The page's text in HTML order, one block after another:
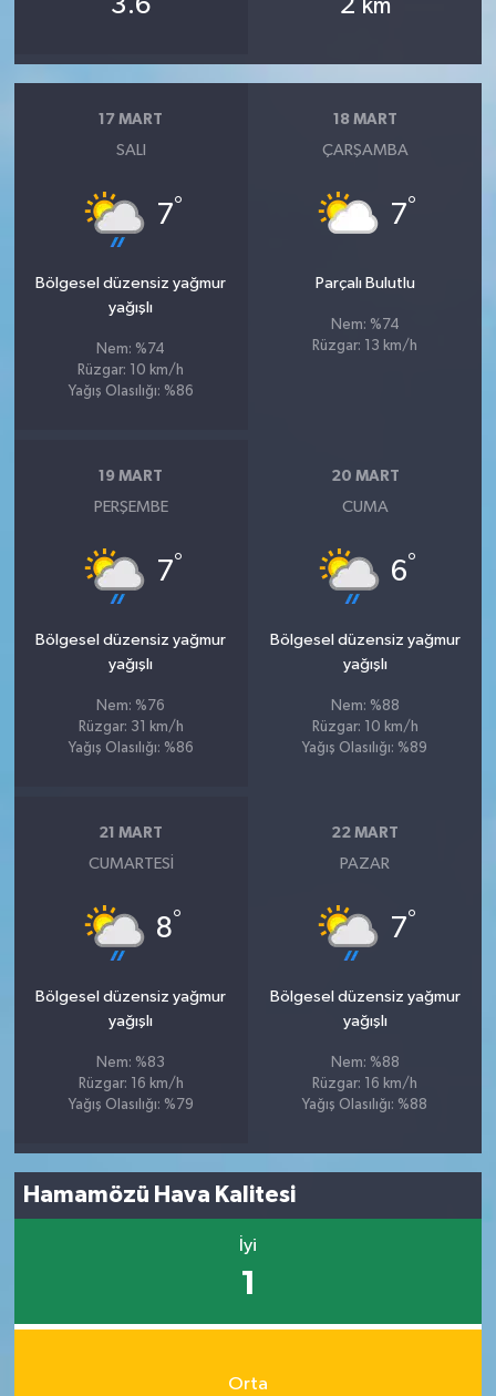
km
17 MART
SALI
7°
Bölgesel düzensiz yağmur
yağışlı
Nem: %74
Rüzgar: 10 km/h
Yağış Olasılığı: %86
18 MART
ÇARŞAMBA
7°
Parçalı Bulutlu
Nem: %74
Rüzgar: 13 km/h
19 MART
PERŞEMBE
7°
Bölgesel düzensiz yağmur
yağışlı
Nem: %76
Rüzgar: 31 km/h
Yağış Olasılığı: %86
20 MART
CUMA
6°
Bölgesel düzensiz yağmur
yağışlı
Nem: %88
Rüzgar: 10 km/h
Yağış Olasılığı: %89
21 MART
CUMARTESI
8°
Bölgesel düzensiz yağmur
yağışlı
Nem: %83
Rüzgar: 16 km/h
Yağış Olasılığı: %79
22 MART
PAZAR
7°
Bölgesel düzensiz yağmur
yağışlı
Nem: %88
Rüzgar: 16 km/h
Yağış Olasılığı: %88
Hamamözü Hava Kalitesi
İyi
1
Orta